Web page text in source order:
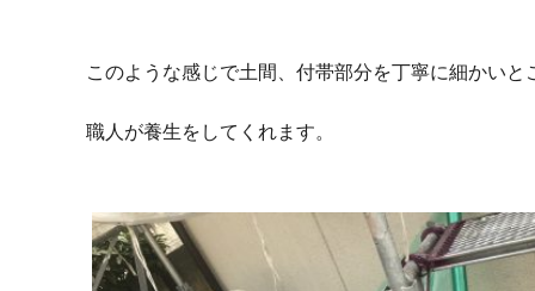
このような感じで土間、付帯部分を丁寧に細かいと
職人が養生をしてくれます。